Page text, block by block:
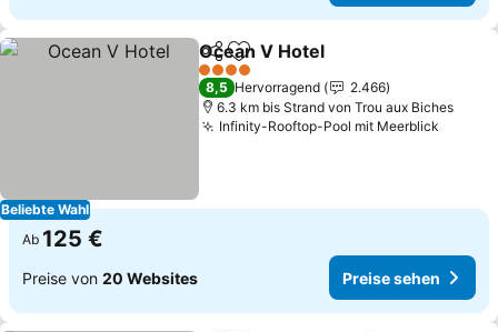
Beliebte Wahl
TeilenZu Favoriten hinzufügen
Ocean V Hotel
4 Sterne
8,5 Hervorragend
2.466
6.3 km bis Strand von Trou aux Biches
Infinity-Rooftop-Pool mit Meerblick
Ab 125 €
Preise von 20 Websites Preise sehen